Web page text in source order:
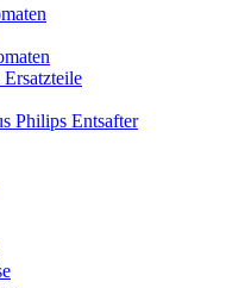
Philips Entsafter